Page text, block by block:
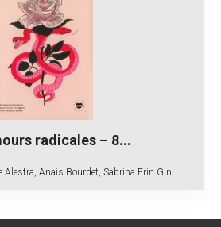
radicales – 8...
Alestra, Anais Bourdet, Sabrina Erin Gin…